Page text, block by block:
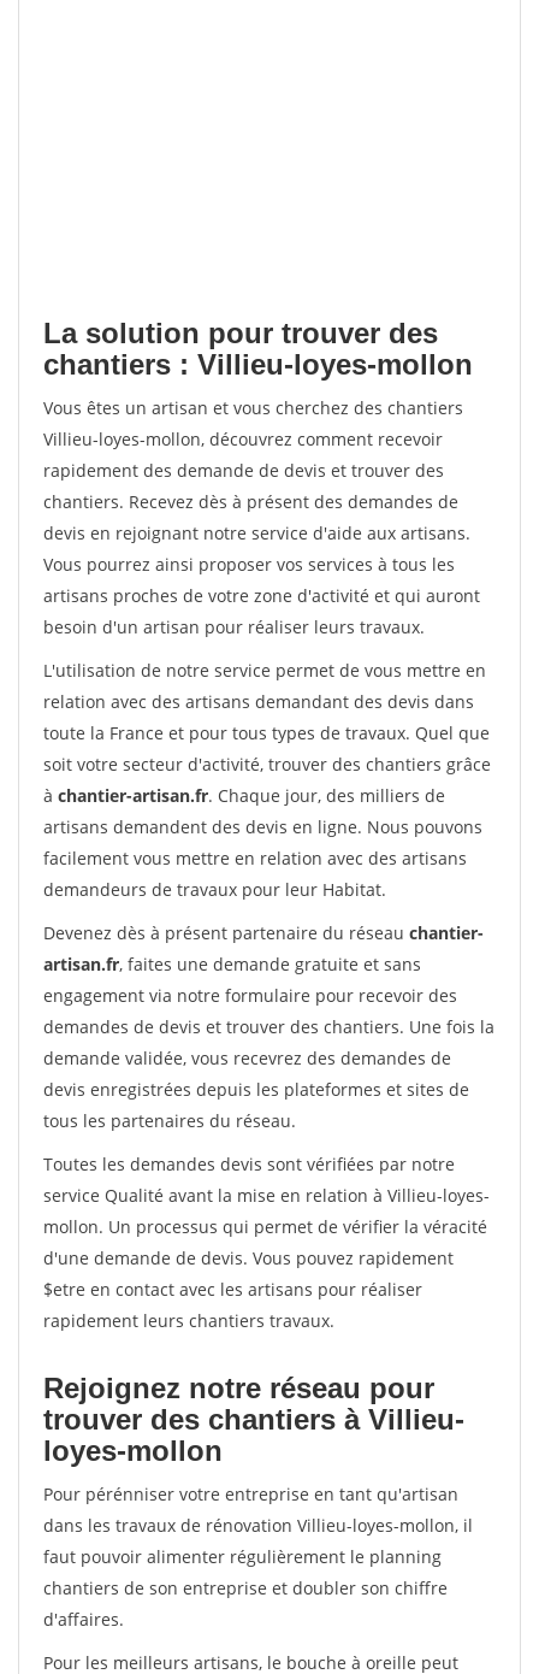
La solution pour trouver des
chantiers : Villieu-loyes-mollon
Vous êtes un artisan et vous cherchez des chantiers
Villieu-loyes-mollon, découvrez comment recevoir
rapidement des demande de devis et trouver des
chantiers. Recevez dès à présent des demandes de
devis en rejoignant notre service d'aide aux artisans.
Vous pourrez ainsi proposer vos services à tous les
artisans proches de votre zone d'activité et qui auront
besoin d'un artisan pour réaliser leurs travaux.
L'utilisation de notre service permet de vous mettre en
relation avec des artisans demandant des devis dans
toute la France et pour tous types de travaux. Quel que
soit votre secteur d'activité, trouver des chantiers grâce
à chantier-artisan.fr. Chaque jour, des milliers de
artisans demandent des devis en ligne. Nous pouvons
facilement vous mettre en relation avec des artisans
demandeurs de travaux pour leur Habitat.
Devenez dès à présent partenaire du réseau chantier-
artisan.fr, faites une demande gratuite et sans
engagement via notre formulaire pour recevoir des
demandes de devis et trouver des chantiers. Une fois la
demande validée, vous recevrez des demandes de
devis enregistrées depuis les plateformes et sites de
tous les partenaires du réseau.
Toutes les demandes devis sont vérifiées par notre
service Qualité avant la mise en relation à Villieu-loyes-
mollon. Un processus qui permet de vérifier la véracité
d'une demande de devis. Vous pouvez rapidement
$etre en contact avec les artisans pour réaliser
rapidement leurs chantiers travaux.
Rejoignez notre réseau pour
trouver des chantiers à Villieu-
loyes-mollon
Pour pérénniser votre entreprise en tant qu'artisan
dans les travaux de rénovation Villieu-loyes-mollon, il
faut pouvoir alimenter régulièrement le planning
chantiers de son entreprise et doubler son chiffre
d'affaires.
Pour les meilleurs artisans, le bouche à oreille peut